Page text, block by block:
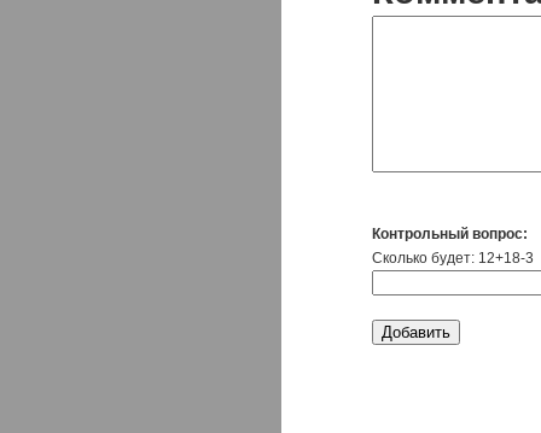
Контрольный вопрос:
Сколько будет: 12+18-3